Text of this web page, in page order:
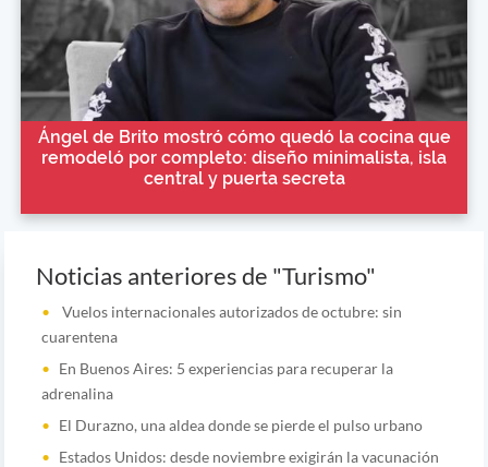
Ángel de Brito mostró cómo quedó la cocina que
remodeló por completo: diseño minimalista, isla
central y puerta secreta
Noticias anteriores de "Turismo"
Vuelos internacionales autorizados de octubre: sin
cuarentena
En Buenos Aires: 5 experiencias para recuperar la
adrenalina
El Durazno, una aldea donde se pierde el pulso urbano
Estados Unidos: desde noviembre exigirán la vacunación